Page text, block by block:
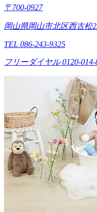
〒700-0927
岡山県岡山市北区西古松
TEL 086-243-9325
フリーダイヤル 0120-014-